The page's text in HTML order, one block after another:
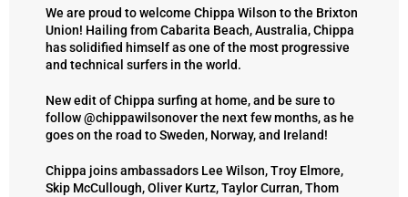
We are proud to welcome Chippa Wilson to the Brixton
Union! Hailing from Cabarita Beach, Australia, Chippa
has solidified himself as one of the most progressive
and technical surfers in the world.
New edit of Chippa surfing at home, and be sure to
follow@chippawilsonover the next few months, as he
goes on the road to Sweden, Norway, and Ireland!
Chippa joins ambassadors Lee Wilson, Troy Elmore,
Skip McCullough, Oliver Kurtz, Taylor Curran, Thom